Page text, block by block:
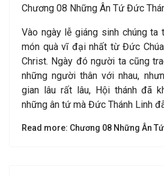
Chương 08 Những Ân Tứ Đức
Vào ngày lễ giáng sinh chúng
món quà vĩ đại nhất từ Đức
Christ. Ngày đó người ta cũng
những người thân với nhau,
gian lâu rất lâu, Hội thánh đã
những ân tứ mà Đức Thánh Linh
Read more: Chương 08 Những Ân